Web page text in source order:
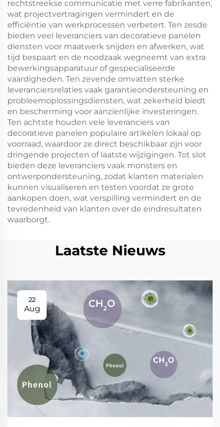
rechtstreekse communicatie met verre fabrikanten,
wat projectvertragingen vermindert en de
efficiëntie van werkprocessen verbetert. Ten zesde
bieden veel leveranciers van decoratieve panelen
diensten voor maatwerk snijden en afwerken, wat
tijd bespaart en de noodzaak wegneemt van extra
bewerkingsapparatuur of gespecialiseerde
vaardigheden. Ten zevende omvatten sterke
leveranciersrelaties vaak garantieondersteuning en
probleemoplossingsdiensten, wat zekerheid biedt
en bescherming voor aanzienlijke investeringen.
Ten achtste houden vele leveranciers van
decoratieve panelen populaire artikelen lokaal op
voorraad, waardoor ze direct beschikbaar zijn voor
dringende projecten of laatste wijzigingen. Tot slot
bieden deze leveranciers vaak monsters en
ontwerpondersteuning, zodat klanten materialen
kunnen visualiseren en testen voordat ze grote
aankopen doen, wat verspilling vermindert en de
tevredenheid van klanten over de eindresultaten
waarborgt.
Laatste Nieuws
22
Aug